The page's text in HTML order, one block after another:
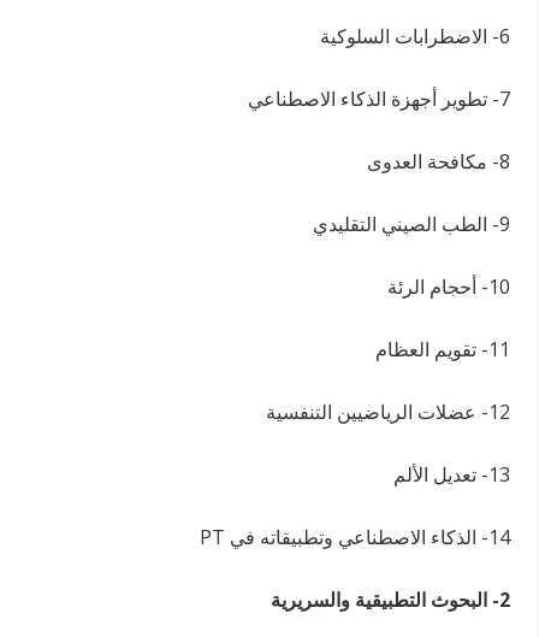
6- الاضطرابات السلوكية
7- تطوير أجهزة الذكاء الاصطناعي
8- مكافحة العدوى
9- الطب الصيني التقليدي
10- أحجام الرئة
11- تقويم العظام
12- عضلات الرياضيين التنفسية
13- تعديل الألم
14- الذكاء الاصطناعي وتطبيقاته في PT
2- البحوث التطبيقية والسريرية